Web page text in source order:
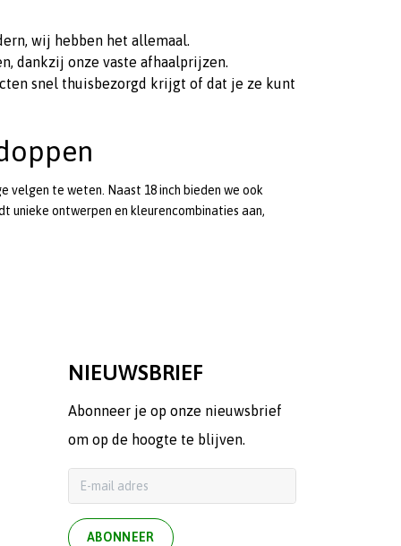
wij hebben het allemaal.
dankzij onze vaste afhaalprijzen.
snel thuisbezorgd krijgt of dat je ze kunt
velgen te weten. Naast 18 inch bieden we ook
unieke ontwerpen en kleurencombinaties aan,
NIEUWSBRIEF
Abonneer je op onze nieuwsbrief
om op de hoogte te blijven.
ABONNEER